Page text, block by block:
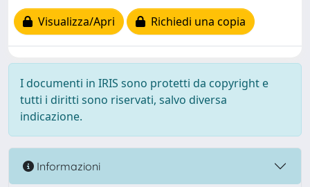
Visualizza/Apri
Richiedi una copia
I documenti in IRIS sono protetti da copyright e
tutti i diritti sono riservati, salvo diversa
indicazione.
Informazioni